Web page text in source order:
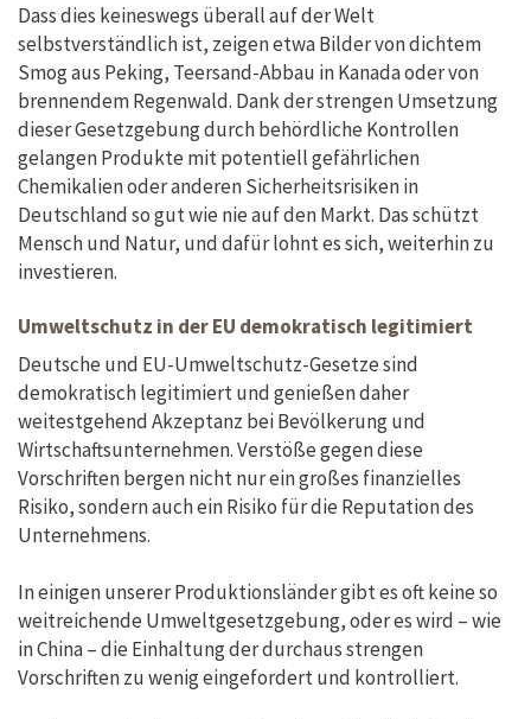
Dass dies keineswegs überall auf der Welt
selbstverständlich ist, zeigen etwa Bilder von dichtem
Smog aus Peking, Teersand-Abbau in Kanada oder von
brennendem Regenwald. Dank der strengen Umsetzung
dieser Gesetzgebung durch behördliche Kontrollen
gelangen Produkte mit potentiell gefährlichen
Chemikalien oder anderen Sicherheitsrisiken in
Deutschland so gut wie nie auf den Markt. Das schützt
Mensch und Natur, und dafür lohnt es sich, weiterhin zu
investieren.
Umweltschutz in der EU demokratisch legitimiert
Deutsche und EU-Umweltschutz-Gesetze sind
demokratisch legitimiert und genießen daher
weitestgehend Akzeptanz bei Bevölkerung und
Wirtschaftsunternehmen. Verstöße gegen diese
Vorschriften bergen nicht nur ein großes finanzielles
Risiko, sondern auch ein Risiko für die Reputation des
Unternehmens.
In einigen unserer Produktionsländer gibt es oft keine so
weitreichende Umweltgesetzgebung, oder es wird – wie
in China – die Einhaltung der durchaus strengen
Vorschriften zu wenig eingefordert und kontrolliert.